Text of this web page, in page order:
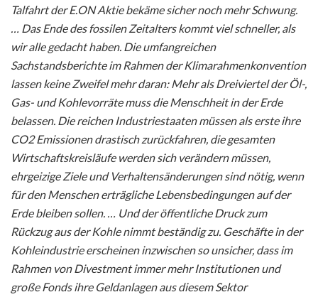
Talfahrt der E.ON Aktie bekäme sicher noch mehr Schwung.
… Das Ende des fossilen Zeitalters kommt viel schneller, als
wir alle gedacht haben. Die umfangreichen
Sachstandsberichte im Rahmen der Klimarahmenkonvention
lassen keine Zweifel mehr daran: Mehr als Dreiviertel der Öl-,
Gas- und Kohlevorräte muss die Menschheit in der Erde
belassen. Die reichen Industriestaaten müssen als erste ihre
CO2 Emissionen drastisch zurückfahren, die gesamten
Wirtschaftskreisläufe werden sich verändern müssen,
ehrgeizige Ziele und Verhaltensänderungen sind nötig, wenn
für den Menschen erträgliche Lebensbedingungen auf der
Erde bleiben sollen. … Und der öffentliche Druck zum
Rückzug aus der Kohle nimmt beständig zu. Geschäfte in der
Kohleindustrie erscheinen inzwischen so unsicher, dass im
Rahmen von Divestment immer mehr Institutionen und
große Fonds ihre Geldanlagen aus diesem Sektor